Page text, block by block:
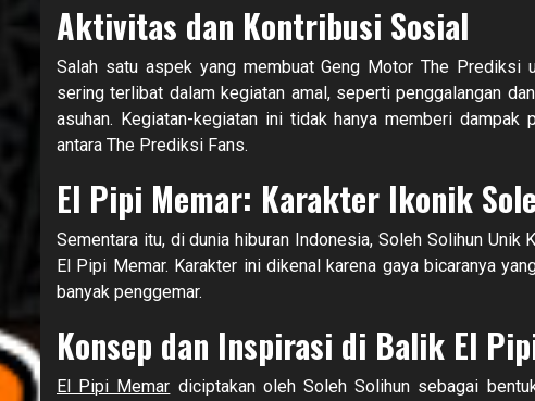
Aktivitas dan Kontribusi Sosial
Salah satu aspek yang membuat Geng Motor The
sering terlibat dalam kegiatan amal, seperti penggalangan
asuhan. Kegiatan-kegiatan ini tidak hanya memberi
antara The Prediksi Fans.
El Pipi Memar: Karakter Ikonik
Sementara itu, di dunia hiburan Indonesia, Soleh Solihun Unik
El Pipi Memar. Karakter ini dikenal karena gaya bicaranya
banyak penggemar.
Konsep dan Inspirasi di Balik El
El Pipi Memar diciptakan oleh Soleh Solihun sebagai